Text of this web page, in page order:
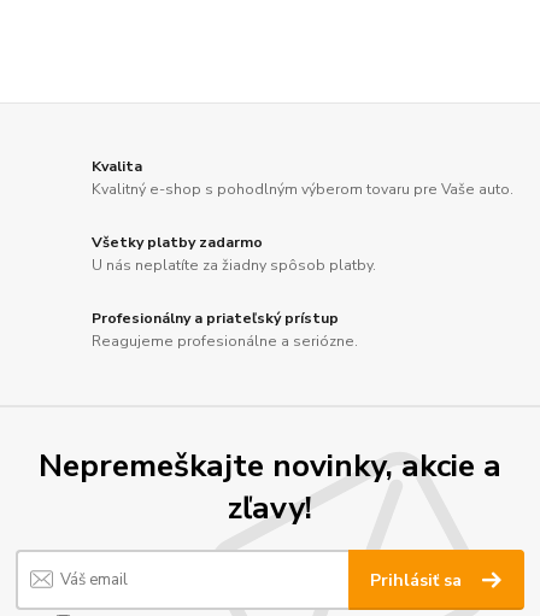
Kvalita
Kvalitný e-shop s pohodlným výberom tovaru pre Vaše auto.
Všetky platby zadarmo
U nás neplatíte za žiadny spôsob platby.
Profesionálny a priateľský prístup
Reagujeme profesionálne a seriózne.
Nepremeškajte novinky, akcie a
zľavy!
Prihlásiť sa